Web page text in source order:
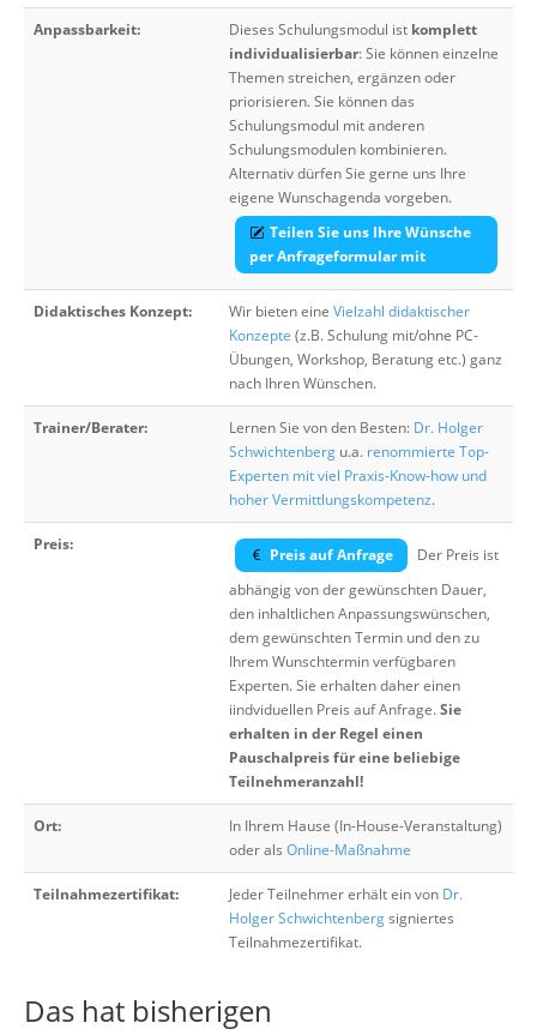
Anpassbarkeit: Dieses Schulungsmodul ist komplett
individualisierbar: Sie können einzelne
Themen streichen, ergänzen oder
priorisieren. Sie können das
Schulungsmodul mit anderen
Schulungsmodulen kombinieren.
Alternativ dürfen Sie gerne uns Ihre
eigene Wunschagenda vorgeben.
Teilen Sie uns Ihre Wünsche
per Anfrageformular mit
Didaktisches Konzept: Wir bieten eine Vielzahl didaktischer
Konzepte (z.B. Schulung mit/ohne PC-
Übungen, Workshop, Beratung etc.) ganz
nach Ihren Wünschen.
Trainer/Berater: Lernen Sie von den Besten: Dr. Holger
Schwichtenberg u.a. renommierte Top-
Experten mit viel Praxis-Know-how und
hoher Vermittlungskompetenz.
Preis:
Preis auf Anfrage
Der Preis ist
abhängig von der gewünschten Dauer,
den inhaltlichen Anpassungswünschen,
dem gewünschten Termin und den zu
Ihrem Wunschtermin verfügbaren
Experten. Sie erhalten daher einen
iindviduellen Preis auf Anfrage.Sie
erhalten in der Regel einen
Pauschalpreis für eine beliebige
Teilnehmeranzahl!
Ort:
In Ihrem Hause (In-House-Veranstaltung)
oder als Online-Maßnahme
Teilnahmezertifikat: Jeder Teilnehmer erhält ein von Dr.
Holger Schwichtenbergsigniertes
Teilnahmezertifikat.
Das hat bisherigen